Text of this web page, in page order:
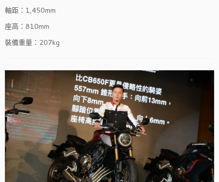
軸距：1,450mm
座高：810mm
裝備重量：207kg